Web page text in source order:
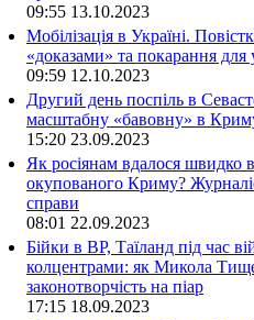
09:55 13.10.2023
Мобілізація в Україні.
«доказами» та покарання для
09:59 12.10.2023
Другий день поспіль в
масштабну «бавовну» в
15:20 23.09.2023
Як росіянам вдалося швидко
окупованого Криму?
справи
08:01 22.09.2023
Бійки в ВР, Таїланд під час
колцентрами: як Микола
законотворчість на піар
17:15 18.09.2023